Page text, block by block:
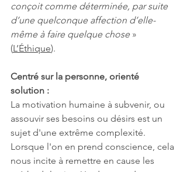
conçoit comme déterminée, par suite
d’une quelconque affection d’elle-
même à faire quelque chose »
(L’Éthique).
Centré sur la personne, orienté
solution :
La motivation humaine à subvenir, ou
assouvir ses besoins ou désirs est un
sujet d'une extrême complexité.
Lorsque l'on en prend conscience, cela
nous incite à remettre en cause les